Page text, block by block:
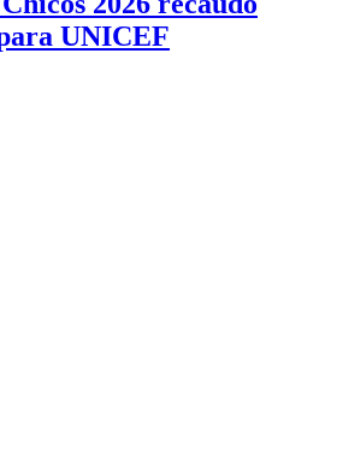
UNICEF